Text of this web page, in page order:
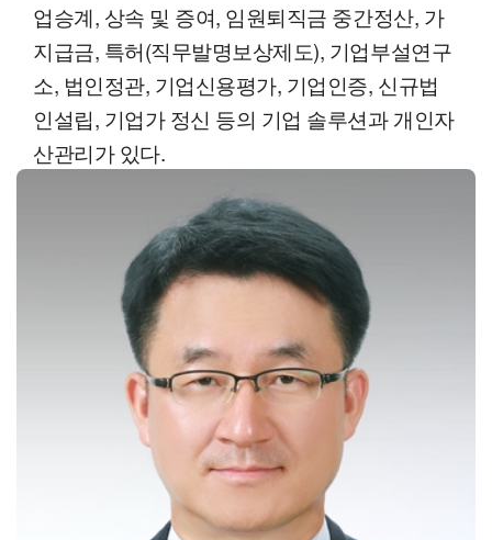
업승계, 상속 및 증여, 임원퇴직금 중간정산, 가
지급금, 특허(직무발명보상제도), 기업부설연구
소, 법인정관, 기업신용평가, 기업인증, 신규법
인설립, 기업가 정신 등의 기업 솔루션과 개인자
산관리가 있다.